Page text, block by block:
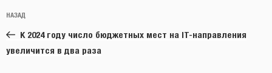
по
записям
Предыдущая
запись:
НАЗАД
К 2024 году число бюджетных мест на IT-направления
увеличится в два раза